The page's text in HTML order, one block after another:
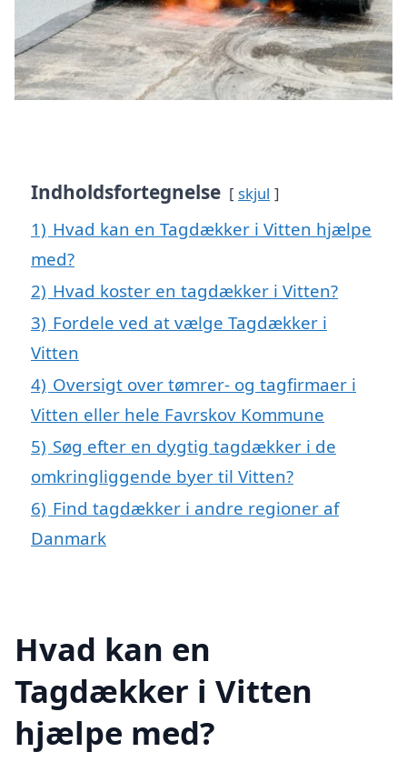
Indholdsfortegnelse skjul
1) Hvad kan en Tagdækker i Vitten hjælpe
med?
2) Hvad koster en tagdækker i Vitten?
3) Fordele ved at vælge Tagdækker i
Vitten
4) Oversigt over tømrer- og tagfirmaer i
Vitten eller hele Favrskov Kommune
5) Søg efter en dygtig tagdækker i de
omkringliggende byer til Vitten?
6) Find tagdækker i andre regioner af
Danmark
Hvad kan en
Tagdækker i Vitten
hjælpe med?